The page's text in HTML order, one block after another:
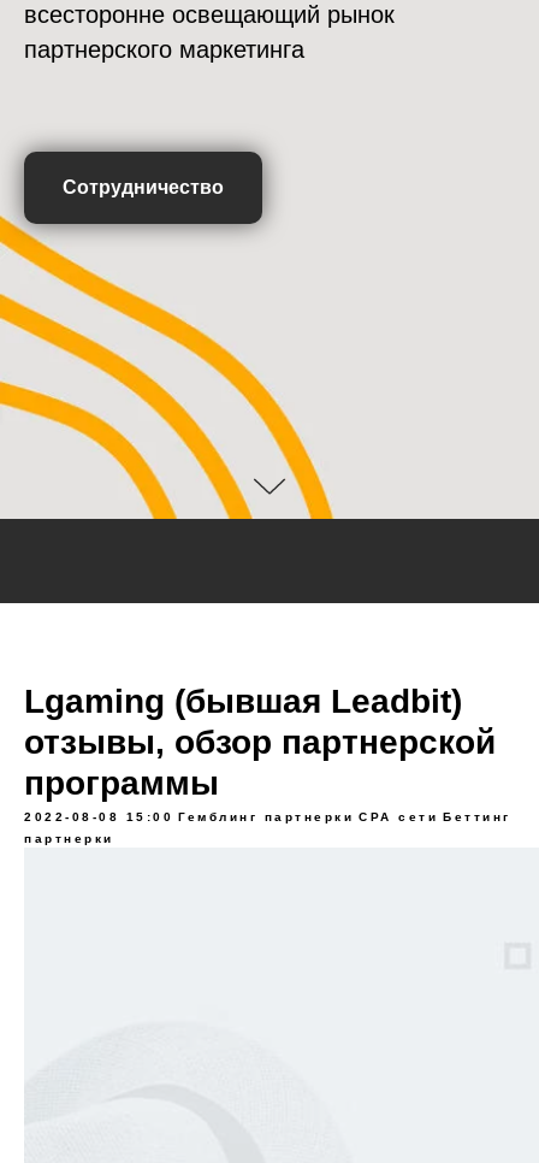
всесторонне освещающий рынок
партнерского маркетинга
Сотрудничество
Lgaming (бывшая Leadbit)
отзывы, обзор партнерской
программы
2022-08-08 15:00 Гемблинг партнерки CPA сети Беттинг
партнерки